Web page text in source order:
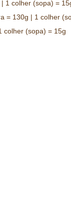
1 colher (sopa) =
= 130g | 1 colher
colher (sopa) = 15g